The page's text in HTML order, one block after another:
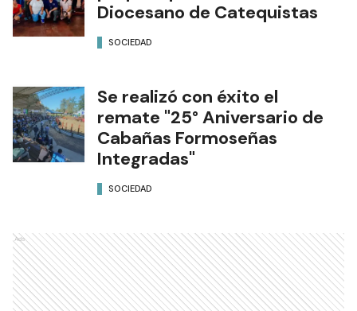
Diocesano de Catequistas
SOCIEDAD
Se realizó con éxito el
remate "25° Aniversario de
Cabañas Formoseñas
Integradas"
SOCIEDAD
Ads